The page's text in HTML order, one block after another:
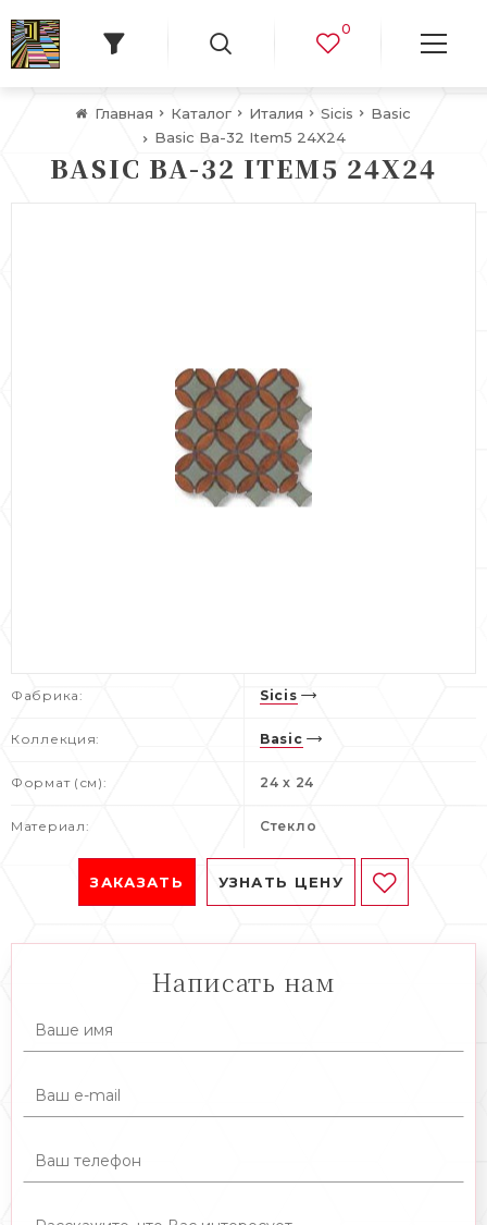
0
Главная Каталог Италия Sicis
Basic
Basic Ba-32 Item5 24X24
BASIC BA-32 ITEM5 24X24
Фабрика: Sicis
Коллекция: Basic
Формат (см): 24 x 24
Материал: Стекло
ЗАКАЗАТЬ УЗНАТЬ ЦЕНУ
Написать нам